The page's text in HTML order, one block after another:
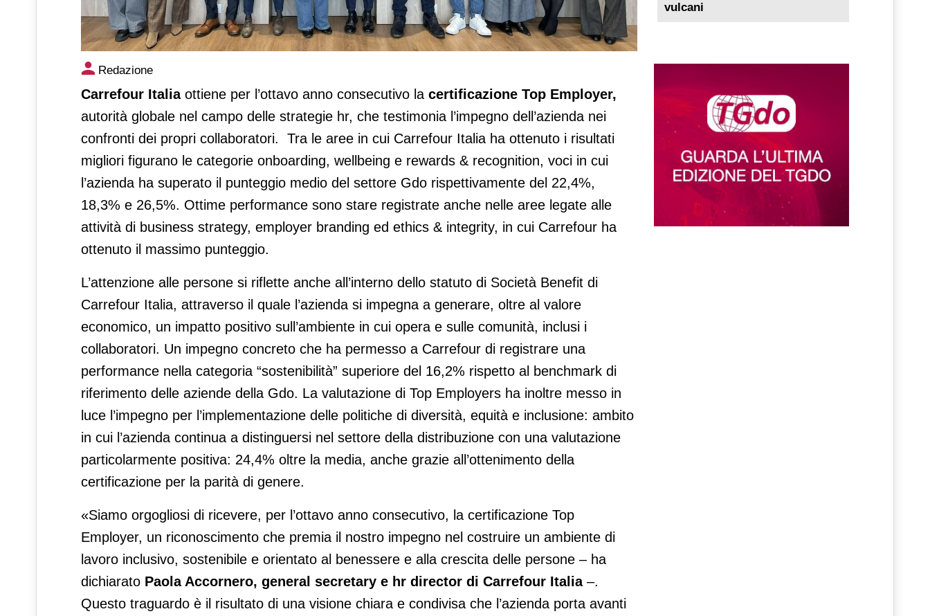
Carrefour Italia si riconferma Top Employer, welfare e formazione al
centro
Redazione
Carrefour Italia ottiene per l’ottavo anno consecutivo lacertificazione Top Employer,
autorità globale nel campo delle strategie hr, che testimonia l’impegno dell’azienda nei
confronti dei propri collaboratori. Tra le aree in cui Carrefour Italia ha ottenuto i risultati
migliori figurano le categorie onboarding, wellbeing e rewards & recognition, voci in cui
l’azienda ha superato il punteggio medio del settore Gdo rispettivamente del 22,4%,
18,3% e 26,5%. Ottime performance sono stare registrate anche nelle aree legate alle
attività di business strategy, employer branding ed ethics & integrity, in cui Carrefour ha
ottenuto il massimo punteggio.
L’attenzione alle persone si riflette anche all’interno dello statuto di Società Benefit di
Carrefour Italia, attraverso il quale l’azienda si impegna a generare, oltre al valore
economico, un impatto positivo sull’ambiente in cui opera e sulle comunità, inclusi i
collaboratori. Un impegno concreto che ha permesso a Carrefour di registrare una
performance nella categoria “sostenibilità” superiore del 16,2% rispetto al benchmark di
riferimento delle aziende della Gdo. La valutazione di Top Employers ha inoltre messo in
luce l’impegno per l’implementazione delle politiche di diversità, equità e inclusione: ambito
in cui l’azienda continua a distinguersi nel settore della distribuzione con una valutazione
particolarmente positiva: 24,4% oltre la media, anche grazie all’ottenimento della
certificazione per la parità di genere.
«Siamo orgogliosi di ricevere, per l’ottavo anno consecutivo, la certificazione Top
Employer, un riconoscimento che premia il nostro impegno nel costruire un ambiente di
lavoro inclusivo, sostenibile e orientato al benessere e alla crescita delle persone – ha
dichiarato Paola Accornero, general secretary e hr director di Carrefour Italia–.
Questo traguardo è il risultato di una visione chiara e condivisa che l’azienda porta avanti
vulcani